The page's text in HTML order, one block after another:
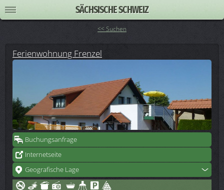
SÄCHSISCHE SCHWEIZ
<< Suchen
Ferienwohnung Frenzel
Buchungsanfrage
Internetseite
Geografische Lage